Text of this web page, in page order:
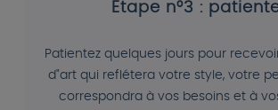
Etape n°3 :
Patientez quelques jours pour
d"art qui reflétera votre style, votre
correspondra à vos besoins et à